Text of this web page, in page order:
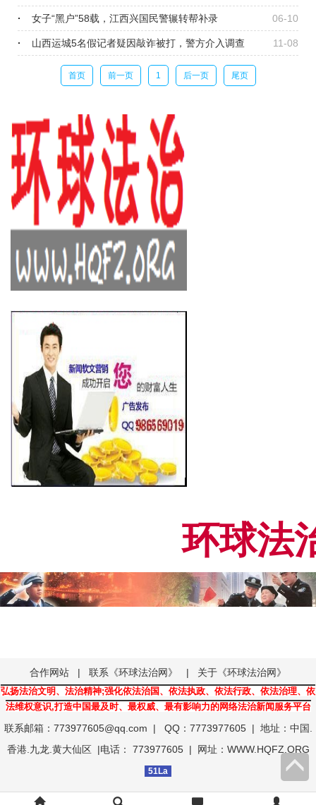
06-10
女子“黑户”58载，江西兴国民警辗转帮补录
11-08
山西运城5名假记者疑因敲诈被打，警方介入调查
首页 前一页 1 后一页 尾页
环球法
合作网站 | 联系《环球法治网》 | 关于《环球法治网》
弘扬法治文明、法治精神;强化依法治国、依法执政、依法行政、依法治理、依
法维权意识,打造中国最及时、最权威、最有影响力的网络法治新闻服务平台
联系邮箱：773977605@qq.com | QQ：7773977605 | 地址：中国.
香港.九龙.黄大仙区 |电话： 773977605 | 网址：WWW.HQFZ.ORG
51La